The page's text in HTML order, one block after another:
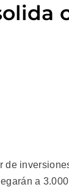
a